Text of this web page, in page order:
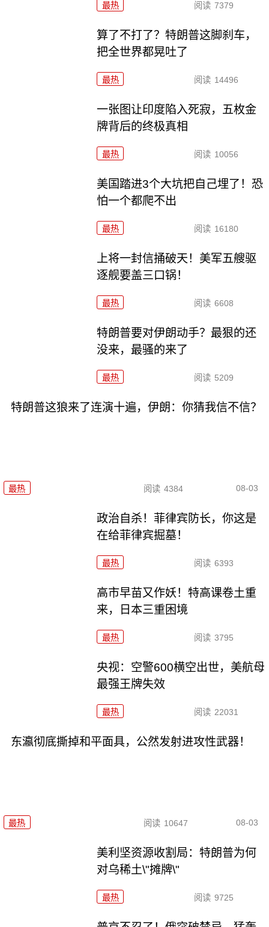
最热 阅读 7379
算了不打了？特朗普这脚刹车，
把全世界都晃吐了
最热 阅读 14496
一张图让印度陷入死寂，五枚金
牌背后的终极真相
最热 阅读 10056
美国踏进3个大坑把自己埋了！恐
怕一个都爬不出
最热 阅读 16180
上将一封信捅破天！美军五艘驱
逐舰要盖三口锅！
最热 阅读 6608
特朗普要对伊朗动手？最狠的还
没来，最骚的来了
最热 阅读 5209
特朗普这狼来了连演十遍，伊朗：你猜我信不信？
最热 阅读 4384 08-03
政治自杀！菲律宾防长，你这是
在给菲律宾掘墓！
最热 阅读 6393
高市早苗又作妖！特高课卷土重
来，日本三重困境
最热 阅读 3795
央视：空警600横空出世，美航母
最强王牌失效
最热 阅读 22031
东瀛彻底撕掉和平面具，公然发射进攻性武器！
最热 阅读 10647 08-03
美利坚资源收割局：特朗普为何
对乌稀土\"摊牌\"
最热 阅读 9725